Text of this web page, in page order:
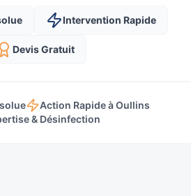
Intervention Rapide
Devis Gratuit
Action Rapide à Oullins
& Désinfection